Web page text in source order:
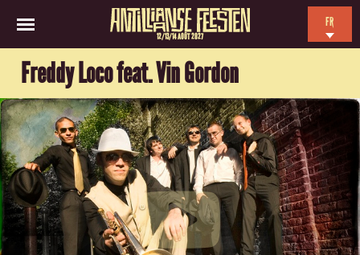
12/13/14 AOÛT 2027
FR
Freddy Loco feat. Vin Gordon